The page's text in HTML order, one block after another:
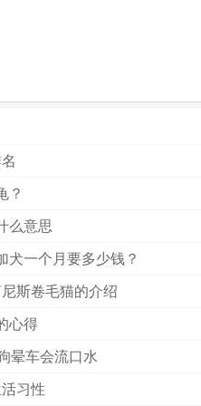
？
么意思
犬一个月要多少钱？
斯卷毛猫的介绍
心得
晕车会流口水
习性